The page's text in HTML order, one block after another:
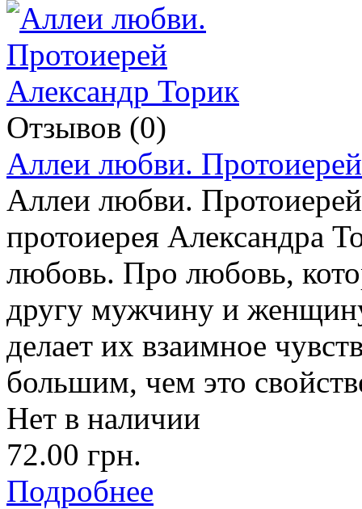
Отзывов (0)
Аллеи любви.
Аллеи любви.
протоиерея Александра
любовь. Про любовь,
другу мужчину и
делает их взаимное
большим, чем это
Нет в наличии
72.00 грн.
Подробнее